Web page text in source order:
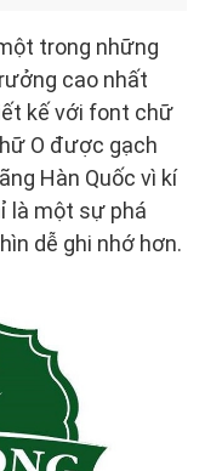
trong những
cao nhất
kế với font chữ
O được gạch
Hàn Quốc vì kí
là một sự phá
dễ ghi nhớ hơn.